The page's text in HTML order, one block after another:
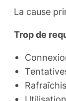
La cause
Trop de